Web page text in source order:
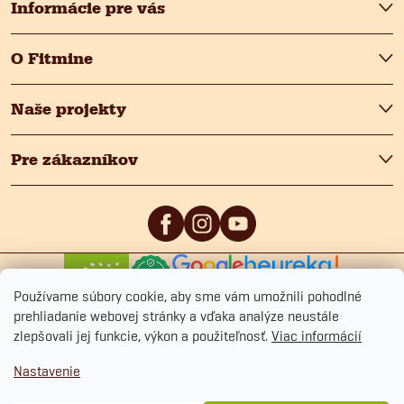
Používame súbory cookie, aby sme vám umožnili pohodlné
prehliadanie webovej stránky a vďaka analýze neustále
zlepšovali jej funkcie, výkon a použiteľnosť. Viac informácií
Nastavenie
Informácie pre vás
O Fitmine
Naše projekty
Pre zákazníkov
Copyright 2026